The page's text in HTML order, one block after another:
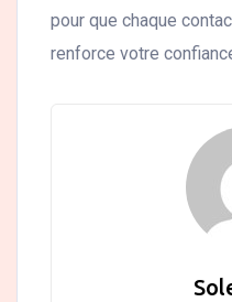
pour que chaque
renforce votre